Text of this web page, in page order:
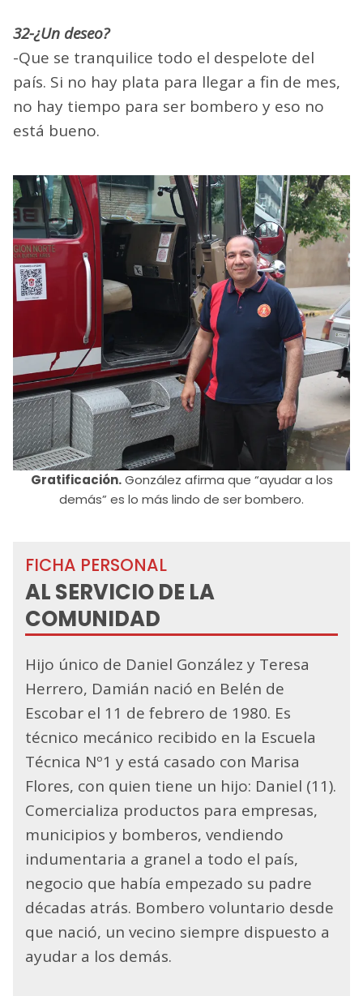
32-¿Un deseo?
-Que se tranquilice todo el despelote del
país. Si no hay plata para llegar a fin de mes,
no hay tiempo para ser bombero y eso no
está bueno.
Gratificación.González afirma que “ayudar a los
demás” es lo más lindo de ser bombero.
FICHA PERSONAL
AL SERVICIO DE LA
COMUNIDAD
Hijo único de Daniel González y Teresa
Herrero, Damián nació en Belén de
Escobar el 11 de febrero de 1980. Es
técnico mecánico recibido en la Escuela
Técnica Nº1 y está casado con Marisa
Flores, con quien tiene un hijo: Daniel (11).
Comercializa productos para empresas,
municipios y bomberos, vendiendo
indumentaria a granel a todo el país,
negocio que había empezado su padre
décadas atrás. Bombero voluntario desde
que nació, un vecino siempre dispuesto a
ayudar a los demás.